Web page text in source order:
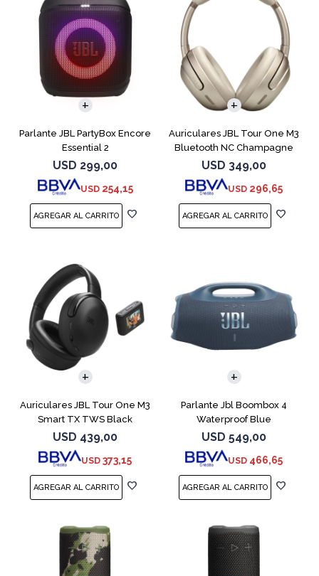
Parlante JBL PartyBox Encore
Essential 2
USD 299,00
USD 254,15
Auriculares JBL Tour One M3
Bluetooth NC Champagne
USD 349,00
USD 296,65
Auriculares JBL Tour One M3
Smart TX TWS Black
USD 439,00
USD 373,15
Parlante Jbl Boombox 4
Waterproof Blue
USD 549,00
USD 466,65